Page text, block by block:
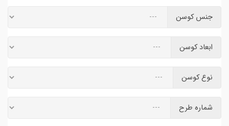
جنس کوسن
ابعاد کوسن
نوع کوسن
شماره طرح